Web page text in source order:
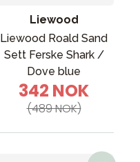
Liewood
Liewood Roald Sand
Sett Ferske Shark /
Dove blue
342 NOK
(489 NOK)